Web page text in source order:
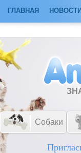
ГЛАВНАЯ НОВОСТИ
Собаки